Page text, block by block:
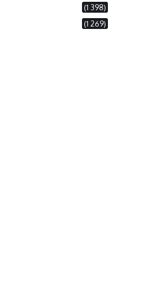
(1 398)
(1 269)